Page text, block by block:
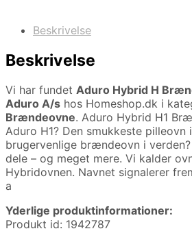
Beskrivelse
Beskrivelse
Vi har fundet Aduro Hybrid H
Aduro A/s hos Homeshop.dk i
Brændeovne. Aduro Hybrid H1
Aduro H1? Den smukkeste pilleovn
brugervenlige brændeovn i
dele – og meget mere. Vi kalder
Hybridovnen. Navnet signalerer
a
Yderlige produktinformationer:
Produkt id: 1942787